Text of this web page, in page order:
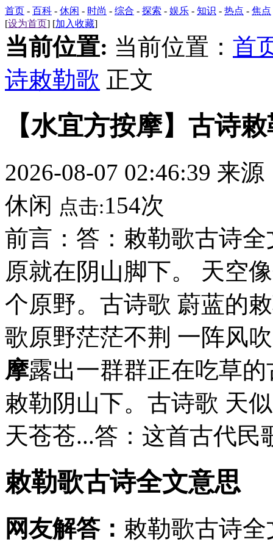
首页 - 百科 - 休闲 - 时尚 - 综合 - 探索 - 娱乐 - 知识 - 热点 - 焦点
[设为首页] [加入收藏]
当前位置: 当前位置： 首
诗敕勒歌 正文
【水宜方按摩】古诗
2026-08-07 02:46:39 来源
休闲 点击:154次
前言：答：敕勒歌古诗
原就在阴山脚下。 天空
个原野。古诗歌 蔚蓝的
歌原野茫茫不荆 一阵风
摩露出一群群正在吃草
敕勒阴山下。古诗歌 天
天苍苍...答：这首古代民
敕勒歌古诗全文意思
网友解答： 敕勒歌古诗